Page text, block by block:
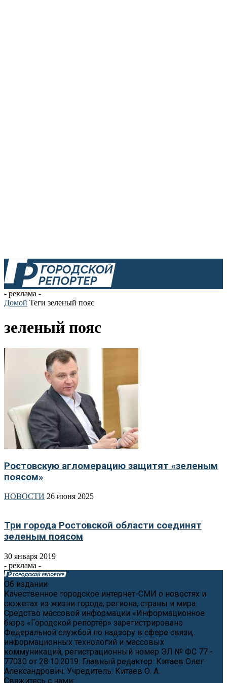
- реклама -
Домой Теги зеленый пояс
зеленый пояс
Ростовскую агломерацию защитят «зеленым
поясом»
НОВОСТИ 26 июня 2025
Три города Ростовской области соединят
зеленым поясом
30 января 2019
- реклама -
Об издании
Качественное городское интернет-СМИ о новостях и
сюжетах из жизни города, региона, страны и мира.
Средство массовой информации «Информационное
бюро «Городской репортёр» зарегистрировано
Федеральной службой по надзору в сфере связи,
информационных технологий и массовых
коммуникаций, регистрационный номер ЭЛ № ФС 77 -
77030 от 28.10.2019. Главный редактор: Китаев Олег
Александрович. Учредитель: Китаев О. А.
Свяжитесь с нами: